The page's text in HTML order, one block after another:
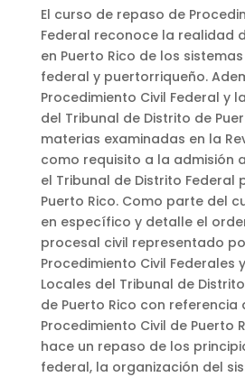
El curso de repaso de
Federal reconoce la realidad
en Puerto Rico de los
federal y puertorriqueño.
Procedimiento Civil Federal y
del Tribunal de Distrito de
materias examinadas en la
como requisito a la admisión
el Tribunal de Distrito Federal
Puerto Rico. Como parte del
en específico y detalle el
procesal civil representado
Procedimiento Civil Federales
Locales del Tribunal de
de Puerto Rico con referencia
Procedimiento Civil de Puerto
hace un repaso de los
federal, la organización del